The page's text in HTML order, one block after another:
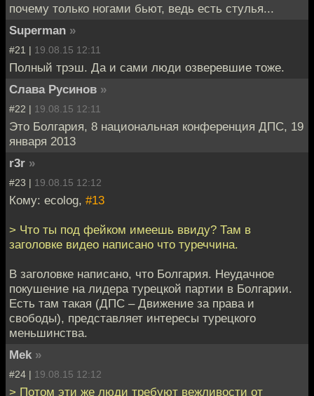
почему только ногами бьют, ведь есть стулья...
Superman »
#21 | 19.08.15 12:11
Полный трэш. Да и сами люди озверевшие тоже.
Слава Русинов »
#22 | 19.08.15 12:11
Это Болгария, 8 национальная конференция ДПС, 19
января 2013
r3r »
#23 | 19.08.15 12:12
Кому: ecolog, #13
> Что ты под фейком имеешь ввиду? Там в
заголовке видео написано что туреччина.
В заголовке написано, что Болгария. Неудачное
покушение на лидера турецкой партии в Болгарии.
Есть там такая (ДПС – Движение за права и
свободы), представляет интересы турецкого
меньшинства.
Mek »
#24 | 19.08.15 12:12
> Потом эти же люди требуют вежливости от